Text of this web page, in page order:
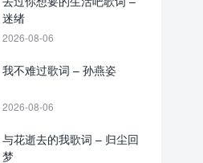
迷绪
2026-08-06
我不难过歌词 – 孙燕姿
2026-08-06
与花逝去的我歌词 – 归尘回
梦